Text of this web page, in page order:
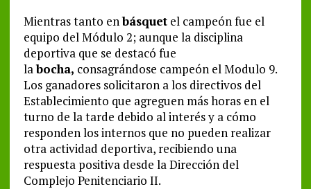
Mientras tanto enbásquetel campeón fue el
equipo del Módulo 2; aunque la disciplina
deportiva que se destacó fue
labocha, consagrándose campeón el Modulo 9.
Los ganadores solicitaron a los directivos del
Establecimiento que agreguen más horas en el
turno de la tarde debido al interés y a cómo
responden los internos que no pueden realizar
otra actividad deportiva, recibiendo una
respuesta positiva desde la Dirección del
Complejo Penitenciario II.